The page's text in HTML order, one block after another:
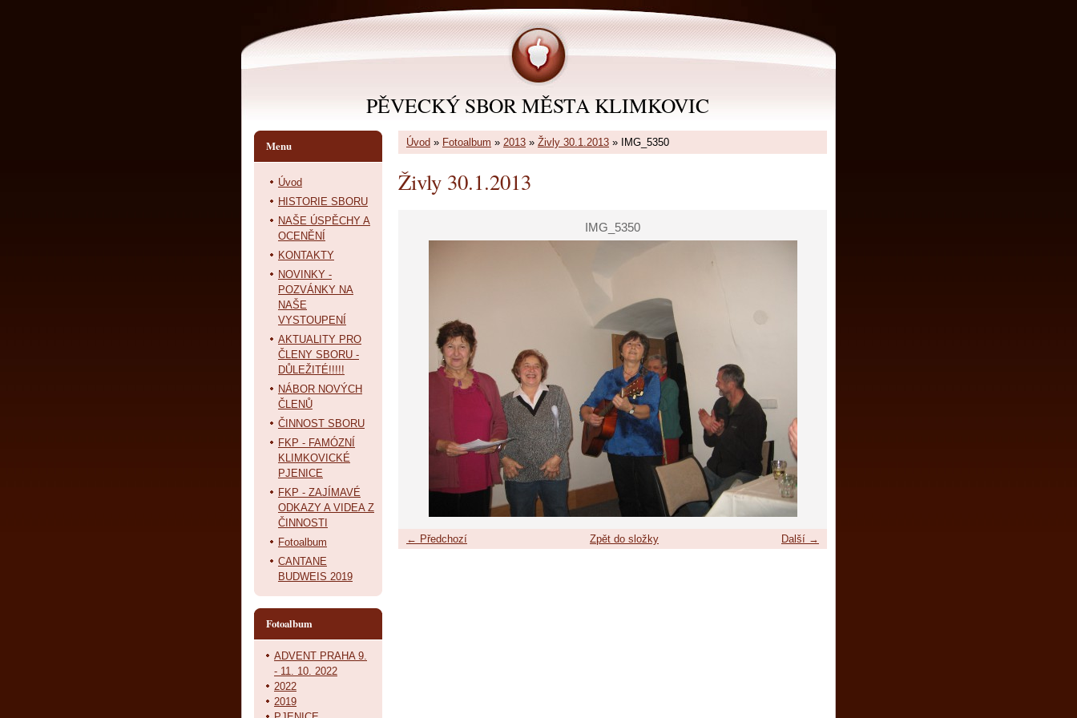
PĚVECKÝ SBOR MĚSTA KLIMKOVIC
Úvod » Fotoalbum » 2013 » Živly 30.1.2013 » IMG_5350
Živly 30.1.2013
IMG_5350
← Předchozí Další →
Zpět do složky
Menu
Úvod
HISTORIE SBORU
NAŠE ÚSPĚCHY A
OCENĚNÍ
KONTAKTY
NOVINKY -
POZVÁNKY NA
NAŠE
VYSTOUPENÍ
AKTUALITY PRO
ČLENY SBORU -
DŮLEŽITÉ!!!!!
NÁBOR NOVÝCH
ČLENŮ
ČINNOST SBORU
FKP - FAMÓZNÍ
KLIMKOVICKÉ
PJENICE
FKP - ZAJÍMAVÉ
ODKAZY A VIDEA Z
ČINNOSTI
Fotoalbum
CANTANE
BUDWEIS 2019
Fotoalbum
ADVENT PRAHA 9.
- 11. 10. 2022
2022
2019